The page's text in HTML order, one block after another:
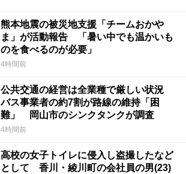
熊本地震の被災地支援「チームおかや
ま」が活動報告 「暑い中でも温かいも
のを食べるのが必要」
4時間前
公共交通の経営は全業種で厳しい状況
バス事業者の約7割が路線の維持「困
難」 岡山市のシンクタンクが調査
4時間前
高校の女子トイレに侵入し盗撮したなど
として 香川・綾川町の会社員の男(23)